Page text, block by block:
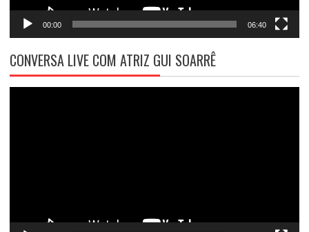
00:00 06:40
CONVERSA LIVE COM ATRIZ GUI SOARRÊ